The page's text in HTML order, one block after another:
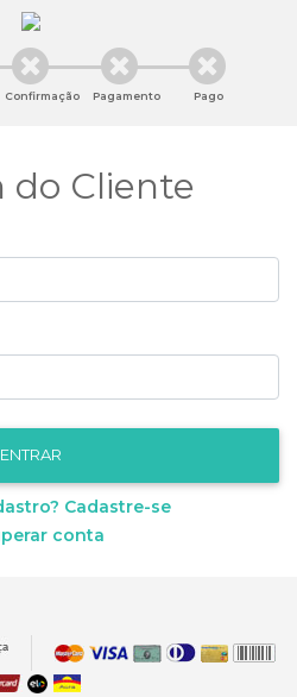
Confirmação Pagamento Pago
do Cliente
Cadastre-se